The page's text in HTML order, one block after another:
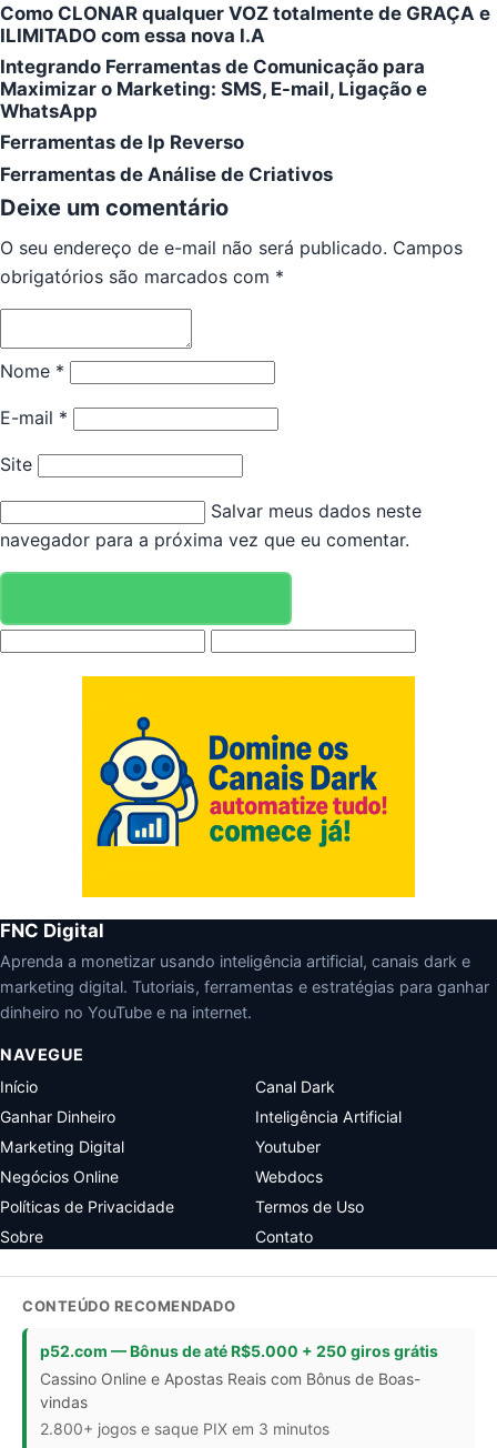
Como CLONAR qualquer VOZ totalmente de GRAÇA e
ILIMITADO com essa nova I.A
Integrando Ferramentas de Comunicação para
Maximizar o Marketing: SMS, E-mail, Ligação e
WhatsApp
Ferramentas de Ip Reverso
Ferramentas de Análise de Criativos
Deixe um comentário
O seu endereço de e-mail não será publicado. Campos
obrigatórios são marcados com *
Nome *
E-mail *
Site
Salvar meus dados neste
navegador para a próxima vez que eu comentar.
FNC Digital
Aprenda a monetizar usando inteligência artificial, canais dark e
marketing digital. Tutoriais, ferramentas e estratégias para ganhar
dinheiro no YouTube e na internet.
NAVEGUE
Início
Canal Dark
Ganhar Dinheiro
Inteligência Artificial
Marketing Digital
Youtuber
Negócios Online
Webdocs
Políticas de Privacidade
Termos de Uso
Sobre
Contato
CONTEÚDO RECOMENDADO
p52.com — Bônus de até R$5.000 + 250 giros grátis
Cassino Online e Apostas Reais com Bônus de Boas-
vindas
2.800+ jogos e saque PIX em 3 minutos